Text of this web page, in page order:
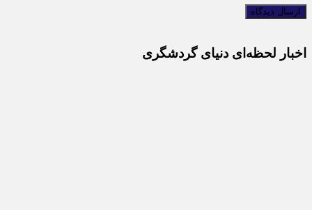
اخبار لحظه‌ای دنیای گردشگری